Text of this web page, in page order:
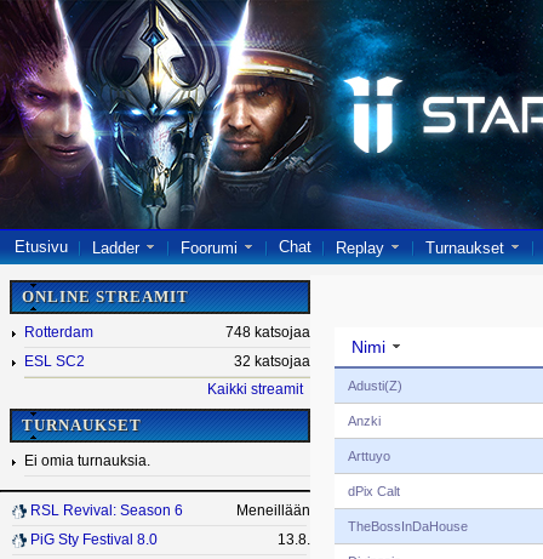
Etusivu Ladder Foorumi Chat Replay Turnaukset
ONLINE STREAMIT
Rotterdam
748 katsojaa
ESL SC2
32 katsojaa
Kaikki streamit
TURNAUKSET
Ei omia turnauksia.
RSL Revival: Season 6
Meneillään
PiG Sty Festival 8.0
13.8.
Nimi
Adusti(Z)
Anzki
Arttuyo
dPix Calt
TheBossInDaHouse